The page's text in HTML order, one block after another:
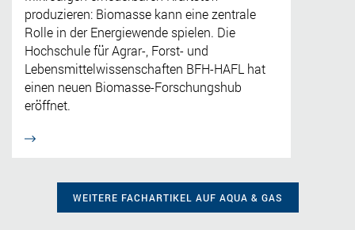
produzieren: Biomasse kann eine zentrale
Rolle in der Energiewende spielen. Die
Hochschule für Agrar-, Forst- und
Lebensmittelwissenschaften BFH-HAFL hat
einen neuen Biomasse-Forschungshub
eröffnet.
WEITERE FACHARTIKEL AUF AQUA & GAS